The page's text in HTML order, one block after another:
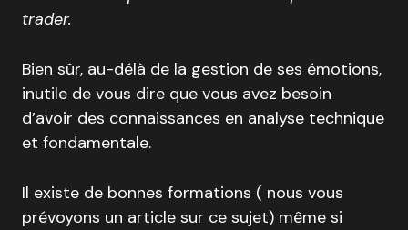
trader.
Bien sûr, au-délà de la gestion de ses émotions,
inutile de vous dire que vous avez besoin
d’avoir des connaissances en analyse technique
et fondamentale.
Il existe de bonnes formations ( nous vous
prévoyons un article sur ce sujet) même si